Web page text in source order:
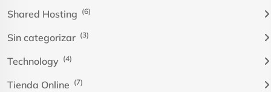
Shared Hosting (6)
Sin categorizar (3)
Technology (4)
Tienda Online (7)